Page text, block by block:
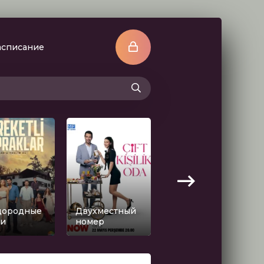
Двухместный
номер